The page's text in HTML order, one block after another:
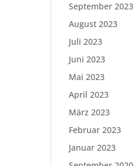
September 2023
August 2023
Juli 2023
Juni 2023
Mai 2023
April 2023
März 2023
Februar 2023
Januar 2023